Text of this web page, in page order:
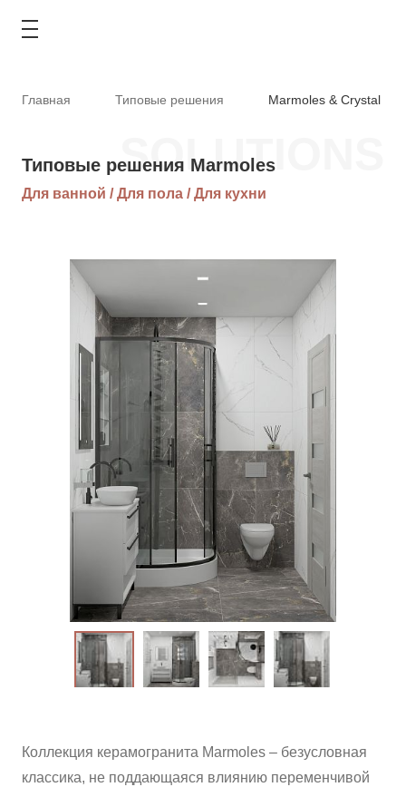
КАТАЛОГ
ТИПОВЫЕ РЕШЕНИЯ
ОПЛАТА И ДОСТАВКА
ГДЕ КУПИТЬ
О КОМПАНИИ
ВАЖНОЕ
CОТРУДНИЧЕСТВО
КОНТАКТЫ
SOLUTIONS
Главная Типовые решения Marmoles & Crystal
Типовые решения Marmoles
Для ванной / Для пола / Для кухни
Коллекция керамогранита Marmoles – безусловная
классика, не поддающаяся влиянию переменчивой